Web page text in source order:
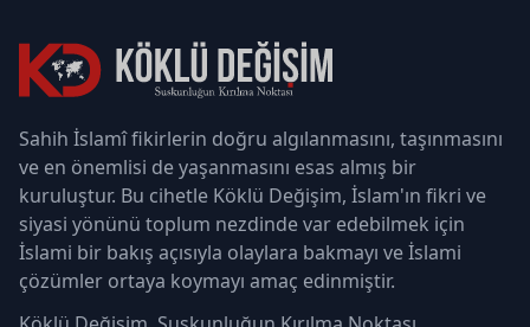
Sahih İslamî fikirlerin doğru algılanmasını, taşınmasını
ve en önemlisi de yaşanmasını esas almış bir
kuruluştur. Bu cihetle Köklü Değişim, İslam'ın fikri ve
siyasi yönünü toplum nezdinde var edebilmek için
İslami bir bakış açısıyla olaylara bakmayı ve İslami
çözümler ortaya koymayı amaç edinmiştir.